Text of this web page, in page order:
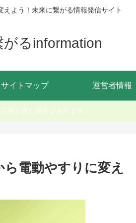
えよう！未来に繋がる情報発信サイト
がるinformation
サイトマップ 運営者情報
告を含む場合があります。
電動やすりに変え